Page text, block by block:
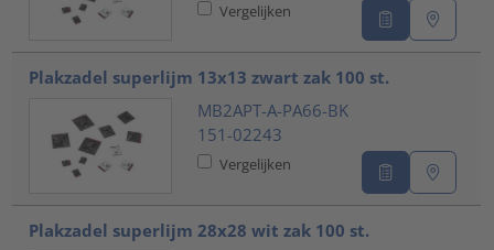
Vergelijken
Plakzadel superlijm 13x13 zwart zak 100 st.
MB2APT-A-PA66-BK
151-02243
Vergelijken
Plakzadel superlijm 28x28 wit zak 100 st.